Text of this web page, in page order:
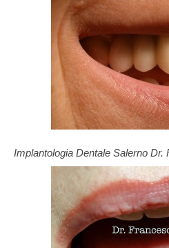
Implantologia Dentale Salerno